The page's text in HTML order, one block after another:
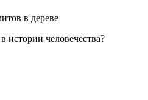
в дереве
истории человечества?